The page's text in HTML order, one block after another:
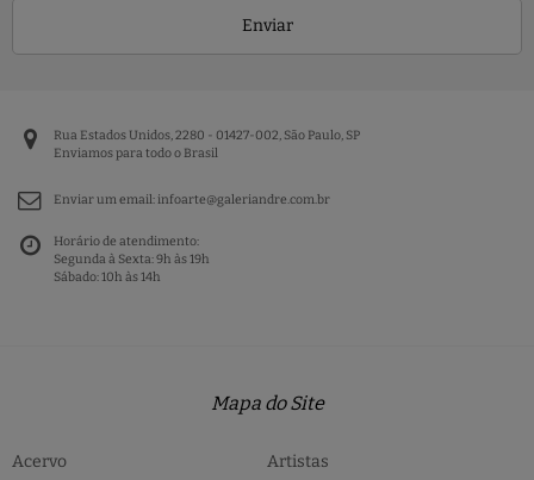
Enviar
Rua Estados Unidos, 2280 - 01427-002, São Paulo, SP
Enviamos para todo o Brasil
Enviar um email:infoarte@galeriandre.com.br
Horário de atendimento:
Segunda à Sexta: 9h às 19h
Sábado: 10h às 14h
Mapa do Site
Acervo
Artistas